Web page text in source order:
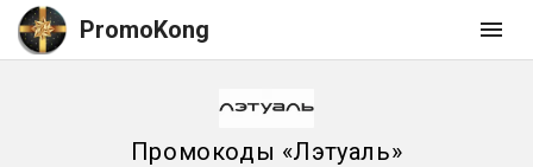
PromoKong
Промокоды «Лэтуаль»